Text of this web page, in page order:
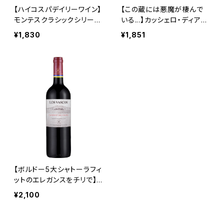
【ハイコスパデイリーワイン】
モンテスクラシックシリー
ズ カベルネ・ソーヴィニヨ
¥1,830
【この蔵には悪魔が棲んで
いる...】カッシェロ・ディアプ
ロ ピノ・ノワール
¥1,851
【ボルドー5大シャトーラフィ
ットのエレガンスをチリで】
ロスヴァスコスカベルネソ
¥2,100